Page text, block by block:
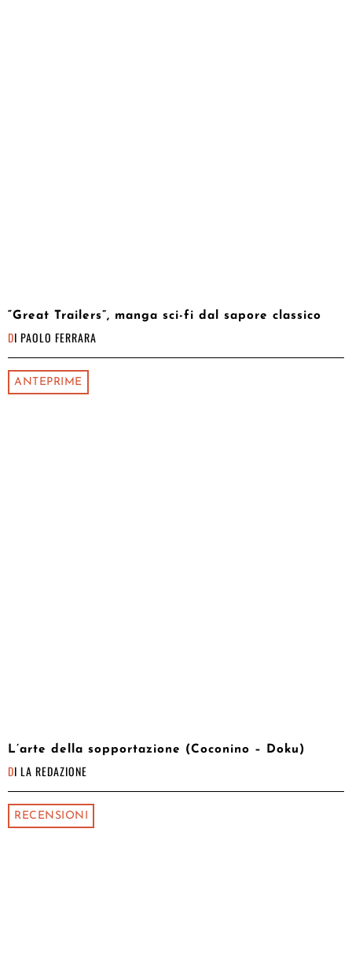
“Great Trailers”, manga sci-fi dal sapore classico
DI PAOLO FERRARA
ANTEPRIME
L’arte della sopportazione (Coconino – Doku)
DI LA REDAZIONE
RECENSIONI